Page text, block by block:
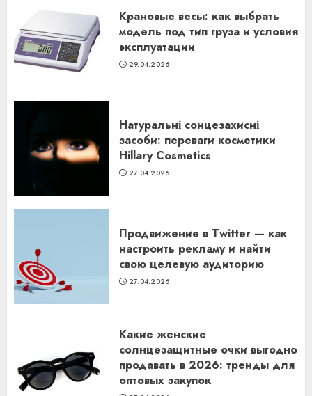
Крановые весы: как выбрать
модель под тип груза и условия
эксплуатации
29.04.2026
Натуральні сонцезахисні
засоби: переваги косметики
Hillary Cosmetics
27.04.2026
Продвижение в Twitter — как
настроить рекламу и найти
свою целевую аудиторию
27.04.2026
Какие женские
солнцезащитные очки выгодно
продавать в 2026: тренды для
оптовых закупок